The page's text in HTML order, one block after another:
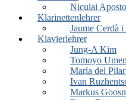
Niculai
Klarinettenlehrer
Jaume Cerdà
Klavierlehrer
Jung-A Kim
Tomoyo
María del
Ivan
Markus